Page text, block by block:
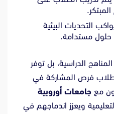
التحديات البيئية
حلول مستدامة.
الدراسية، بل توفر
فرص المشاركة في
مع جامعات أوروبية
ويعزز اندماجهم في